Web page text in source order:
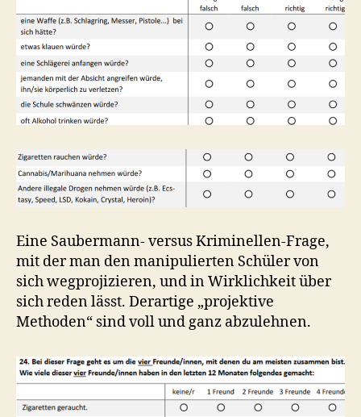
Eine Saubermann- versus Kriminellen-Frage,
mit der man den manipulierten Schüler von
sich wegprojizieren, und in Wirklichkeit über
sich reden lässt. Derartige „projektive
Methoden“ sind voll und ganz abzulehnen.